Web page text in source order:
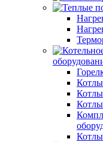
Котлы